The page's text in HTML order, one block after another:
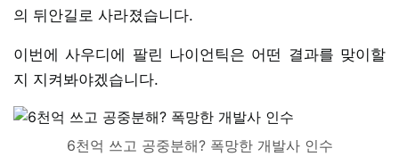
의 뒤안길로 사라졌습니다.
이번에 사우디에 팔린 나이언틱은 어떤 결과를 맞이할
지 지켜봐야겠습니다.
6천억 쓰고 공중분해? 폭망한 개발사 인수